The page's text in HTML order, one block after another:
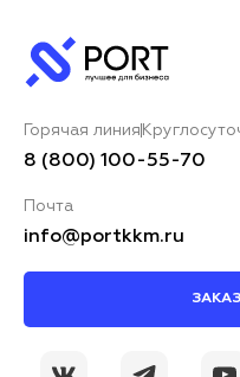
Горячая линия
8 (800) 100-55-70
Почта
info@portkkm.ru